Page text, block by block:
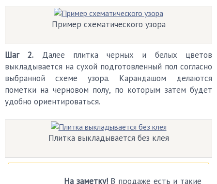
Пример схематического узора
Шаг 2. Далее плитка черных и белых цветов
выкладывается на сухой подготовленный пол согласно
выбранной схеме узора. Карандашом делаются
пометки на черновом полу, по которым затем будет
удобно ориентироваться.
Плитка выкладывается без клея
На заметку!В продаже есть и такие